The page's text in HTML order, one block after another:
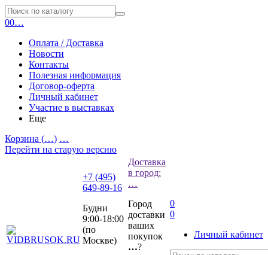
00…
Оплата / Доставка
Новости
Контакты
Полезная информация
Договор-оферта
Личный кабинет
Участие в выставках
Еще
Корзина (…) …
Перейти на старую версию
+7 (495)
649-89-16
Будни
9:00-18:00
(по
Москве)
Доставка
в город:
…
Город
доставки
ваших
покупок
…?
0
0
Личный кабинет